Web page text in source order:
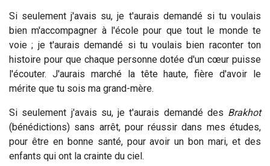
Si seulement j'avais su, je t'aurais demandé si tu voulais
bien m'accompagner à l'école pour que tout le monde te
voie ; je t'aurais demandé si tu voulais bien raconter ton
histoire pour que chaque personne dotée d'un cœur puisse
l'écouter. J'aurais marché la tête haute, fière d'avoir le
mérite que tu sois ma grand-mère.
Si seulement j'avais su, je t'aurais demandé des Brakhot
(bénédictions) sans arrêt, pour réussir dans mes études,
pour être en bonne santé, pour avoir un bon mari, et des
enfants qui ont la crainte du ciel.